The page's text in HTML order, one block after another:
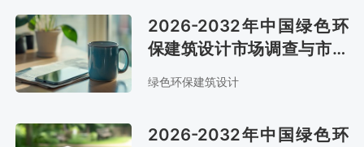
2026-2032年中国绿色环
保建筑设计市场调查与市场
年度调研报告
绿色环保建筑设计
2026-2032年中国绿色环